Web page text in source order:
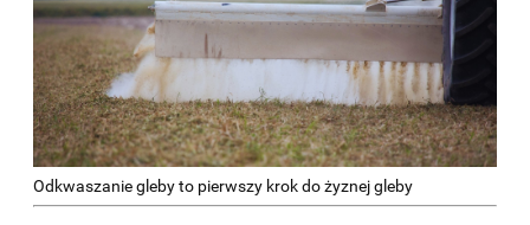
Odkwaszanie gleby to pierwszy krok do żyznej gleby